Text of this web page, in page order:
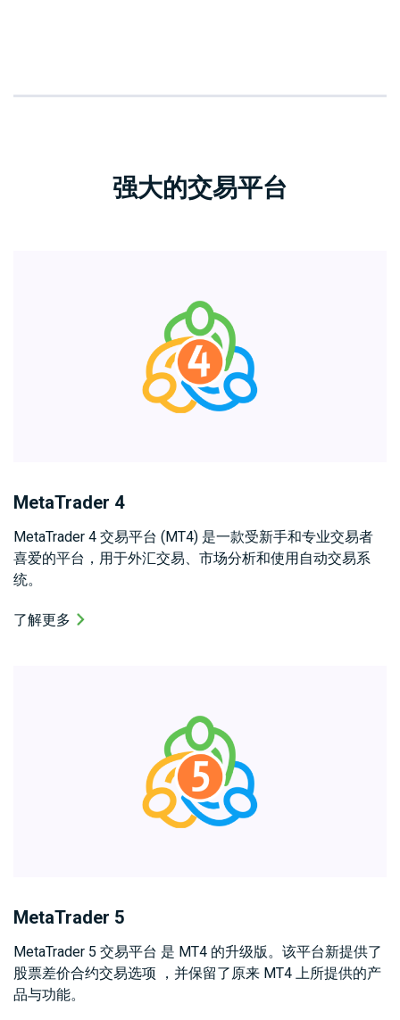
强大的交易平台
MetaTrader 4
MetaTrader 4 交易平台 (MT4) 是一款受新手和专业交易者
喜爱的平台，用于外汇交易、市场分析和使用自动交易系
统。
了解更多
MetaTrader 5
MetaTrader 5 交易平台 是 MT4 的升级版。该平台新提供了
股票差价合约交易选项 ，并保留了原来 MT4 上所提供的产
品与功能。